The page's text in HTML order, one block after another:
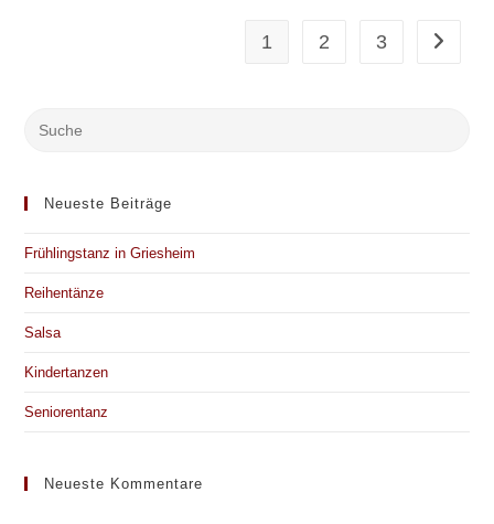
1 2 3 Gehe
Neueste Beiträge
Frühlingstanz in Griesheim
Reihentänze
Salsa
Kindertanzen
Seniorentanz
Neueste Kommentare